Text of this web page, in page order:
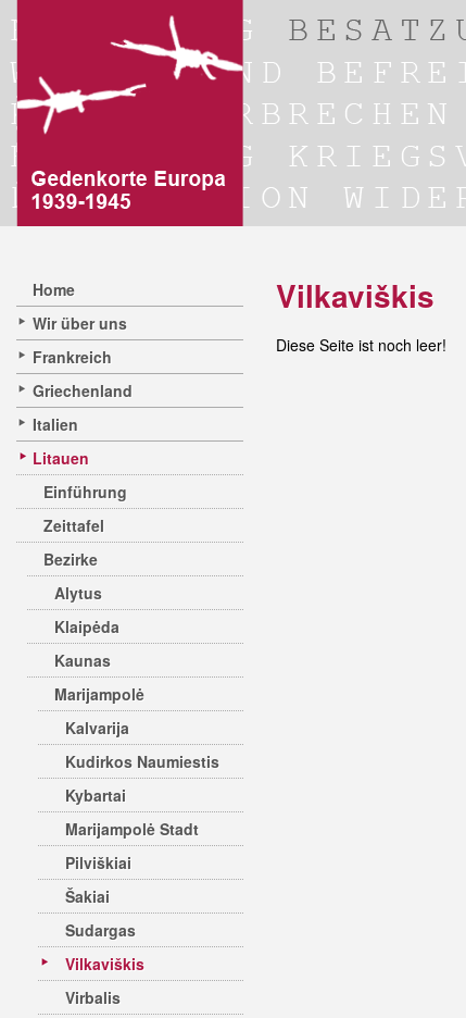
Home
Wir über uns
Frankreich
Griechenland
Italien
Litauen
Einführung
Zeittafel
Bezirke
Alytus
Klaipėda
Kaunas
Marijampolė
Kalvarija
Kudirkos Naumiestis
Kybartai
Marijampolė Stadt
Pilviškiai
Šakiai
Sudargas
Vilkaviškis
Virbalis
Vilkaviškis
Diese Seite ist noch leer!